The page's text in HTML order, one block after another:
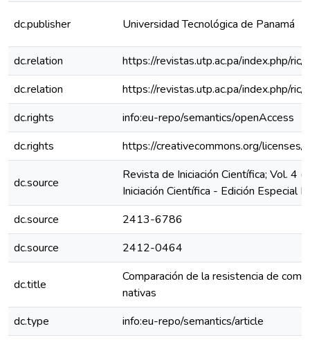
dc.publisher Universidad Tecnológica de Panamá
dc.relation
https://revistas.utp.ac.pa/index.php/
dc.relation
https://revistas.utp.ac.pa/index.php/
dc.rights
info:eu-repo/semantics/openAccess
dc.rights
https://creativecommons.org/
dc.source
Revista de Iniciación Científica; Vol. 4
Iniciación Científica - Edición Especial
dc.source
2413-6786
dc.source
2412-0464
dc.title
Comparación de la resistencia de
nativas
dc.type
info:eu-repo/semantics/article